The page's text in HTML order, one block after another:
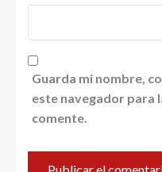
Guarda mi nombre,
este navegador para
comente.